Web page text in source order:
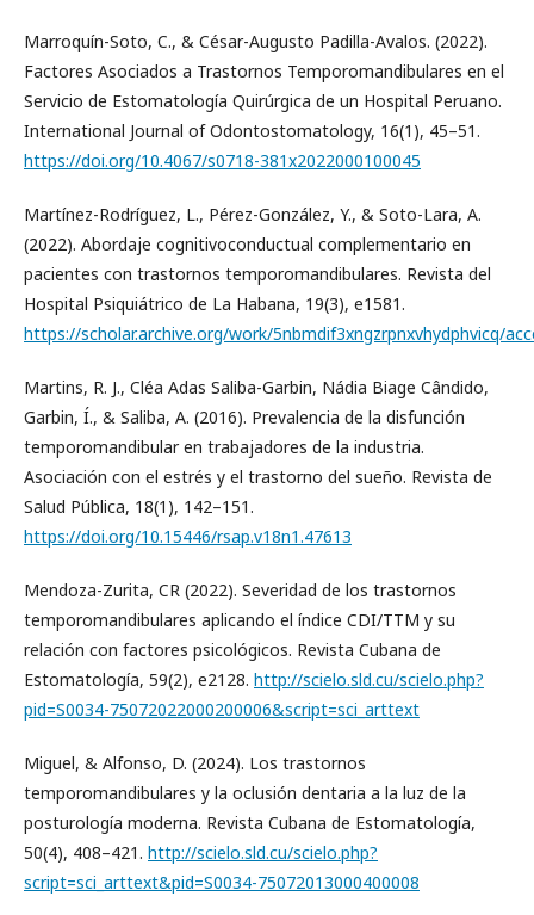
Marroquín-Soto, C., & César-Augusto Padilla-Avalos. (2022).
Factores Asociados a Trastornos Temporomandibulares en el
Servicio de Estomatología Quirúrgica de un Hospital Peruano.
International Journal of Odontostomatology, 16(1), 45–51.
https://doi.org/10.4067/s0718-381x2022000100045
Martínez-Rodríguez, L., Pérez-González, Y., & Soto-Lara, A.
(2022). Abordaje cognitivoconductual complementario en
pacientes con trastornos temporomandibulares. Revista del
Hospital Psiquiátrico de La Habana, 19(3), e1581.
https://scholar.archive.org/work/5nbmdif3xngzrpnxvhydphvicq/
Martins, R. J., Cléa Adas Saliba-Garbin, Nádia Biage Cândido,
Garbin, Í., & Saliba, A. (2016). Prevalencia de la disfunción
temporomandibular en trabajadores de la industria.
Asociación con el estrés y el trastorno del sueño. Revista de
Salud Pública, 18(1), 142–151.
https://doi.org/10.15446/rsap.v18n1.47613
Mendoza-Zurita, CR (2022). Severidad de los trastornos
temporomandibulares aplicando el índice CDI/TTM y su
relación con factores psicológicos. Revista Cubana de
Estomatología, 59(2), e2128. http://scielo.sld.cu/scielo.php?
pid=S0034-75072022000200006&script=sci_arttext
Miguel, & Alfonso, D. (2024). Los trastornos
temporomandibulares y la oclusión dentaria a la luz de la
posturología moderna. Revista Cubana de Estomatología,
50(4), 408–421. http://scielo.sld.cu/scielo.php?
script=sci_arttext&pid=S0034-75072013000400008